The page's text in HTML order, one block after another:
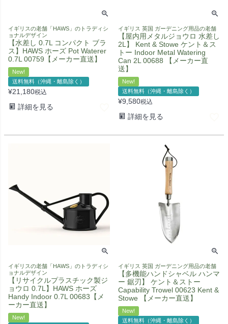
イギリスの老舗「HAWS」のトラディシ
ョナルデザイン
【水差し 0.7L コンパクト ブラ
ス】HAWS ホーズ Pot Waterer
0.7L 00759【メーカー直送】
New!
送料無料（沖縄・離島除く）
¥21,180税込
詳細を見る
イギリス 英国 ガーデニング用品の老舗
【屋内用メタルジョウロ 水差し
2L】 Kent & Stowe ケント＆ス
トー Indoor Metal Watering
Can 2L 00688 【メーカー直
送】
New!
送料無料（沖縄・離島除く）
¥9,580税込
詳細を見る
イギリスの老舗「HAWS」のトラディシ
ョナルデザイン
【リサイクルプラスチック製ジ
ョウロ 0.7L】HAWS ホーズ
Handy Indoor 0.7L 00683【メ
ーカー直送】
New!
イギリス 英国 ガーデニング用品の老舗
【多機能ハンドシャベル ハンマ
ー 鋸刃】 ケント＆ストー
Capability Trowel 00623 Kent &
Stowe 【メーカー直送】
New!
送料無料（沖縄・離島除く）